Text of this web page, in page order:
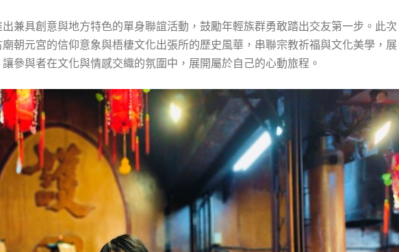
兼具創意與地方特色的單身聯誼活動，鼓勵年輕族群勇敢踏出交友第一步。此次
朝元宮的信仰意象與梧棲文化出張所的歷史風華，串聯宗教祈福與文化美學，展
參與者在文化與情感交織的氛圍中，展開屬於自己的心動旅程。